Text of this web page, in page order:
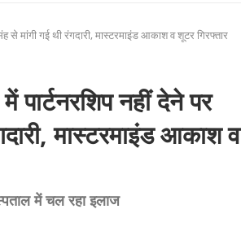
मांगी गई थी रंगदारी, मास्टरमाइंड आकाश व शूटर गिरफ्तार
नहीं देने पर
मास्टरमाइंड आकाश व
में चल रहा इलाज